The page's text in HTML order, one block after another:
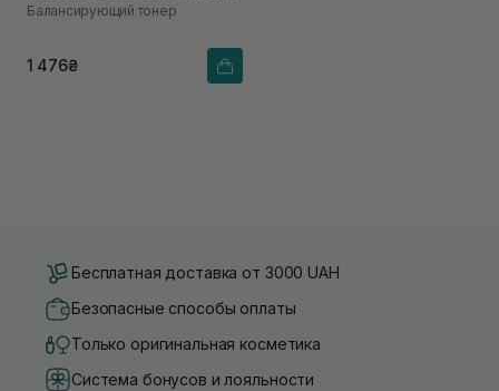
200 мл
Балансирующий тонер
1 476₴
Бесплатная доставка от 3000 UAH
Безопасные способы оплаты
Только оригинальная косметика
Система бонусов и лояльности